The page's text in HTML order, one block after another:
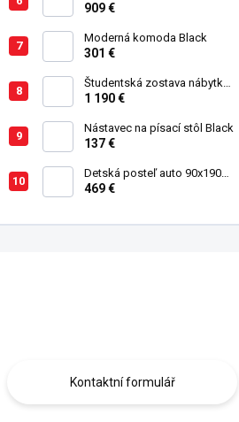
Studio pre 3 deti 90x200 cm s
909 €
Moderná komoda Black
301 €
Študentská zostava nábytku
Trio
1 190 €
Nástavec na písací stôl Black
137 €
Detská posteľ auto 90x190
cm Coupe Friend červená
469 €
Kontaktní formulář